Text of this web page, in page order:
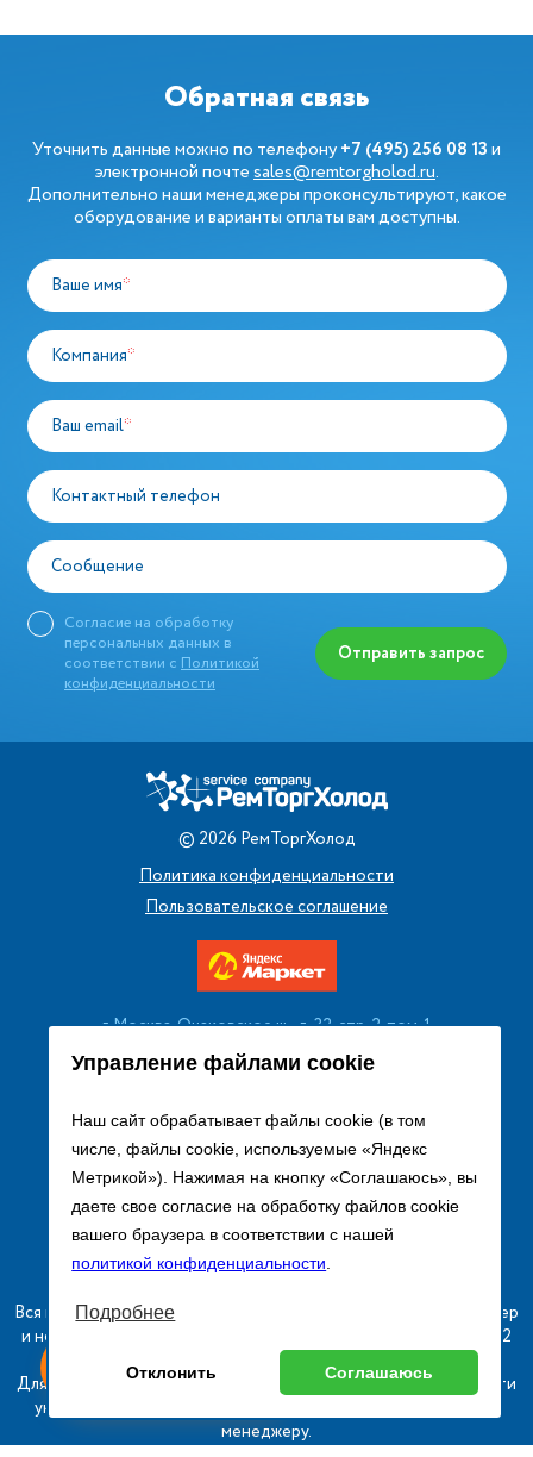
Управление файлами cookie
Наш сайт обрабатывает файлы cookie (в том
числе, файлы cookie, используемые «Яндекс
Метрикой»). Нажимая на кнопку «Соглашаюсь», вы
даете свое согласие на обработку файлов cookie
вашего браузера в соответствии с нашей
политикой конфиденциальности.
Подробнее
Отклонить Соглашаюсь
Обратная связь
Уточнить данные можно по телефону+7 (495) 256 08 13и
электронной почтеsales@remtorgholod.ru.
Дополнительно наши менеджеры проконсультируют, какое
оборудование и варианты оплаты вам доступны.
Ваше имя*
Компания*
Ваш email*
Контактный телефон
Сообщение
Согласие на обработку
персональных данных в
соответствии с Политикой
конфиденциальности
Отправить запрос
© 2026 РемТоргХолод
Политика конфиденциальности
Пользовательское соглашение
г. Москва, Очаковское ш., д. 32, стр. 2, пом. 1
+7 (495) 256 08 13
Заказать звонок
sales@remtorgholod.ru
Разработка и продвижение сайта
Вся информация на сайте о товарах носит справочный характер
и не является публичной офертой в соответствии с пунктом 2
статьи 437 ГК РФ.
Для получения подробной информации о наличии и стоимости
указанных товаров и (или) услуг, пожалуйста, обращайтесь к
менеджеру.
Оставь заявку